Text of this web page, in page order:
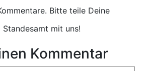
Bitte teile Deine
mit uns!
Kommentar